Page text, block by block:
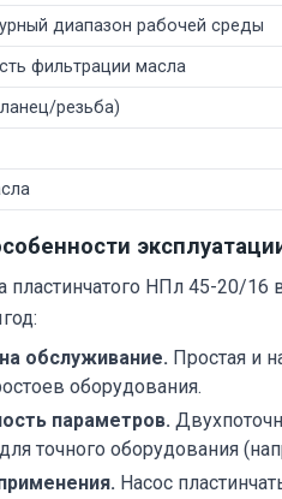
диапазон рабочей среды
фильтрации масла
резьба)
пластинчатого НПл 45-20/
обслуживание. Простая и
оборудования.
параметров.
точного оборудования
Насос